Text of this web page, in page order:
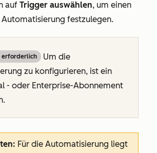
auf Trigger auswählen, um einen
festzulegen.
erforderlich
Um die
zu konfigurieren, ist ein
- oder Enterprise-Abonnement
Für die Automatisierung liegt